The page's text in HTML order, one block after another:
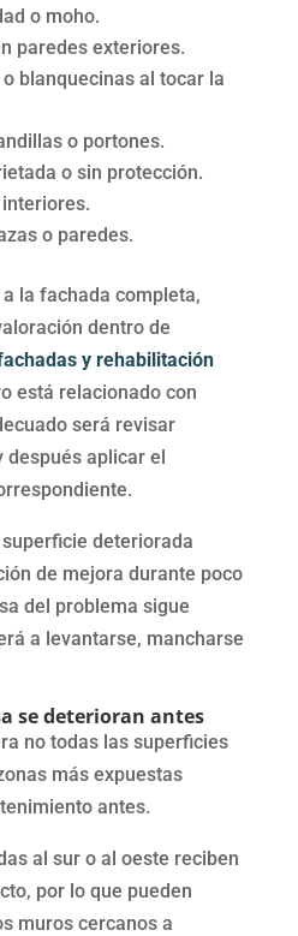
o moho.
paredes exteriores.
blanquecinas al tocar la
o portones.
o sin protección.
o paredes.
la fachada completa,
dentro de
y rehabilitación
está relacionado con
será revisar
después aplicar el
deteriorada
de mejora durante poco
del problema sigue
a levantarse, mancharse
se deterioran antes
no todas las superficies
más expuestas
antes.
al sur o al oeste reciben
por lo que pueden
muros cercanos a